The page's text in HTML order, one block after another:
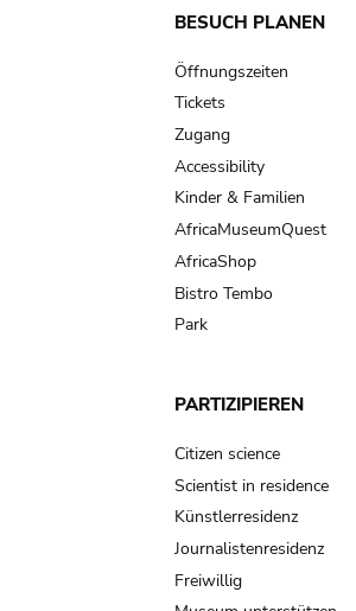
Main
navigation
BESUCH PLANEN
Öffnungszeiten
Tickets
Zugang
Accessibility
Kinder & Familien
AfricaMuseumQuest
AfricaShop
Bistro Tembo
Park
PARTIZIPIEREN
Citizen science
Scientist in residence
Künstlerresidenz
Journalistenresidenz
Freiwillig